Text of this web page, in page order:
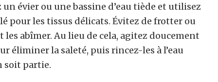
évier ou une bassine d’eau tiède et utilisez
pour les tissus délicats. Évitez de frotter ou
abîmer. Au lieu de cela, agitez doucement
éliminer la saleté, puis rincez-les à l’eau
soit partie.